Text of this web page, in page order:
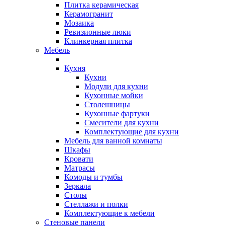
Плитка керамическая
Керамогранит
Мозаика
Ревизионные люки
Клинкерная плитка
Мебель
Кухня
Кухни
Модули для кухни
Кухонные мойки
Столешницы
Кухонные фартуки
Смесители для кухни
Комплектующие для кухни
Мебель для ванной комнаты
Шкафы
Кровати
Матрасы
Комоды и тумбы
Зеркала
Столы
Стеллажи и полки
Комплектующие к мебели
Стеновые панели